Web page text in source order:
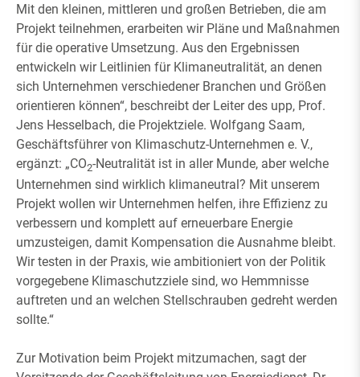
Mit den kleinen, mittleren und großen Betrieben, die am
Projekt teilnehmen, erarbeiten wir Pläne und Maßnahmen
für die operative Umsetzung. Aus den Ergebnissen
entwickeln wir Leitlinien für Klimaneutralität, an denen
sich Unternehmen verschiedener Branchen und Größen
orientieren können“, beschreibt der Leiter des upp, Prof.
Jens Hesselbach, die Projektziele. Wolfgang Saam,
Geschäftsführer von Klimaschutz-Unternehmen e. V.,
ergänzt: „CO2-Neutralität ist in aller Munde, aber welche
Unternehmen sind wirklich klimaneutral? Mit unserem
Projekt wollen wir Unternehmen helfen, ihre Effizienz zu
verbessern und komplett auf erneuerbare Energie
umzusteigen, damit Kompensation die Ausnahme bleibt.
Wir testen in der Praxis, wie ambitioniert von der Politik
vorgegebene Klimaschutzziele sind, wo Hemmnisse
auftreten und an welchen Stellschrauben gedreht werden
sollte.“
Zur Motivation beim Projekt mitzumachen, sagt der